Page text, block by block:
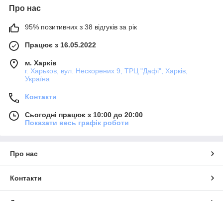
Про нас
95% позитивних з 38 відгуків за рік
Працює з 16.05.2022
м. Харків
г. Харьков, вул. Нескорених 9, ТРЦ "Дафі", Харків,
Україна
Контакти
Сьогодні працює з 10:00 до 20:00
Показати весь графік роботи
Про нас
Контакти